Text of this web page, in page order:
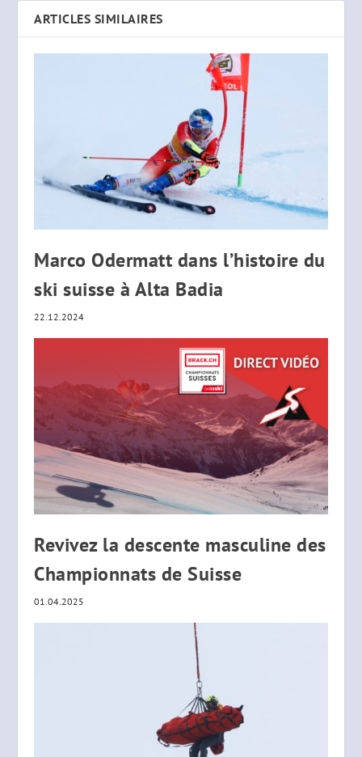
ARTICLES SIMILAIRES
Marco Odermatt dans l’histoire du
ski suisse à Alta Badia
22.12.2024
Revivez la descente masculine des
Championnats de Suisse
01.04.2025